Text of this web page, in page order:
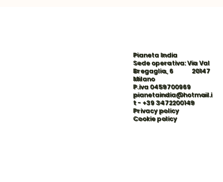
Pianeta India
Sede operativa: Via Val
Bregaglia, 6 20147
Milano
P.iva 0459700969
pianetaindia@hotmail.i
t- +39 3472200149
Privacy policy
Cookie policy